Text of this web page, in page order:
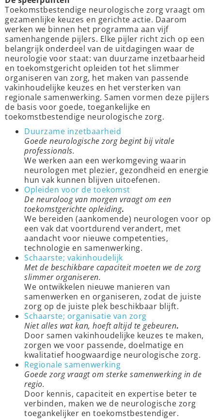
Toekomstbestendige neurologische zorg vraagt om
gezamenlijke keuzes en gerichte actie. Daarom
werken we binnen het programma aan vijf
samenhangende pijlers. Elke pijler richt zich op een
belangrijk onderdeel van de uitdagingen waar de
neurologie voor staat: van duurzame inzetbaarheid
en toekomstgericht opleiden tot het slimmer
organiseren van zorg, het maken van passende
vakinhoudelijke keuzes en het versterken van
regionale samenwerking. Samen vormen deze pijlers
de basis voor goede, toegankelijke en
toekomstbestendige neurologische zorg.
Duurzame inzetbaarheid
Goede neurologische zorg begint bij vitale
professionals.
We werken aan een werkomgeving waarin
neurologen met plezier, gezondheid en energie
hun vak kunnen blijven uitoefenen.
Opleiden voor de toekomst
De neuroloog van morgen vraagt om een
toekomstgerichte opleiding.
We bereiden (aankomende) neurologen voor op
een vak dat voortdurend verandert, met
aandacht voor nieuwe competenties,
technologie en samenwerking.
Schaarste; vakinhoudelijk
Met de beschikbare capaciteit moeten we de zorg
slimmer organiseren.
We ontwikkelen nieuwe manieren van
samenwerken en organiseren, zodat de juiste
zorg op de juiste plek beschikbaar blijft.
Schaarste; organisatie van zorg
Niet alles wat kan, hoeft altijd te gebeuren.
Door samen vakinhoudelijke keuzes te maken,
zorgen we voor passende, doelmatige en
kwalitatief hoogwaardige neurologische zorg.
Regionale samenwerking
Goede zorg vraagt om sterke samenwerking in de
regio.
Door kennis, capaciteit en expertise beter te
verbinden, maken we de neurologische zorg
toegankelijker en toekomstbestendiger.